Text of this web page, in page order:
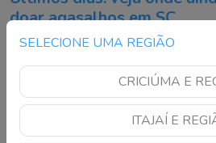
SELECIONE UMA REGIÃO
CRICIÚMA E
ITAJAÍ E
doar agasalhos em SC
Angeloni recebe roupas, calçados e
Tubarão até 7 de agosto